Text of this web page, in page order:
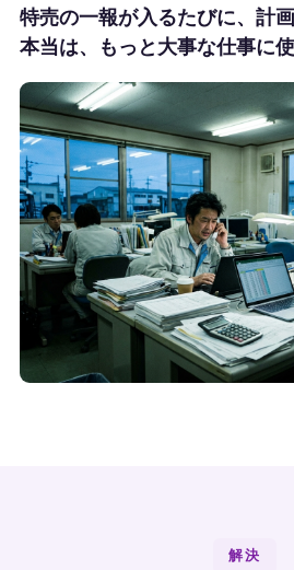
特売の一報が入るたびに、計
本当は、もっと大事な仕事に
解決